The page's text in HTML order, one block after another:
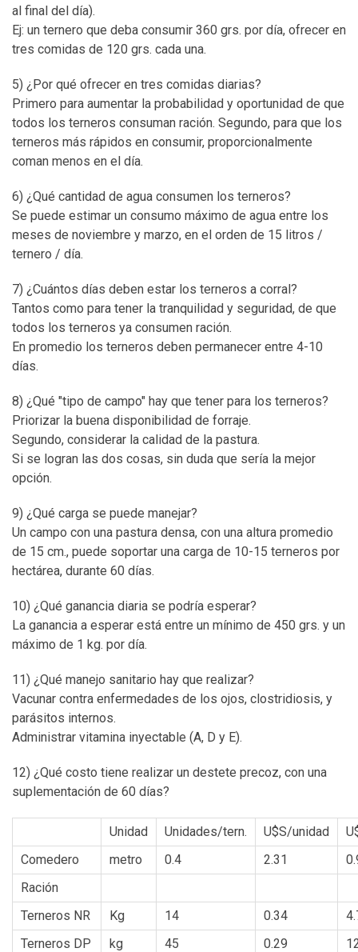
al final del día).
Ej: un ternero que deba consumir 360 grs. por día, ofrecer en
tres comidas de 120 grs. cada una.
5) ¿Por qué ofrecer en tres comidas diarias?
Primero para aumentar la probabilidad y oportunidad de que
todos los terneros consuman ración. Segundo, para que los
terneros más rápidos en consumir, proporcionalmente
coman menos en el día.
6) ¿Qué cantidad de agua consumen los terneros?
Se puede estimar un consumo máximo de agua entre los
meses de noviembre y marzo, en el orden de 15 litros /
ternero / día.
7) ¿Cuántos días deben estar los terneros a corral?
Tantos como para tener la tranquilidad y seguridad, de que
todos los terneros ya consumen ración.
En promedio los terneros deben permanecer entre 4-10
días.
8) ¿Qué "tipo de campo" hay que tener para los terneros?
Priorizar la buena disponibilidad de forraje.
Segundo, considerar la calidad de la pastura.
Si se logran las dos cosas, sin duda que sería la mejor
opción.
9) ¿Qué carga se puede manejar?
Un campo con una pastura densa, con una altura promedio
de 15 cm., puede soportar una carga de 10-15 terneros por
hectárea, durante 60 días.
10) ¿Qué ganancia diaria se podría esperar?
La ganancia a esperar está entre un mínimo de 450 grs. y un
máximo de 1 kg. por día.
11) ¿Qué manejo sanitario hay que realizar?
Vacunar contra enfermedades de los ojos, clostridiosis, y
parásitos internos.
Administrar vitamina inyectable (A, D y E).
12) ¿Qué costo tiene realizar un destete precoz, con una
suplementación de 60 días?
Unidad Unidades/tern. U$S/unidad
Comedero
metro 0.4 2.31
Ración
Terneros NR
Kg 14 0.34
Terneros DP
kg 45 0.29